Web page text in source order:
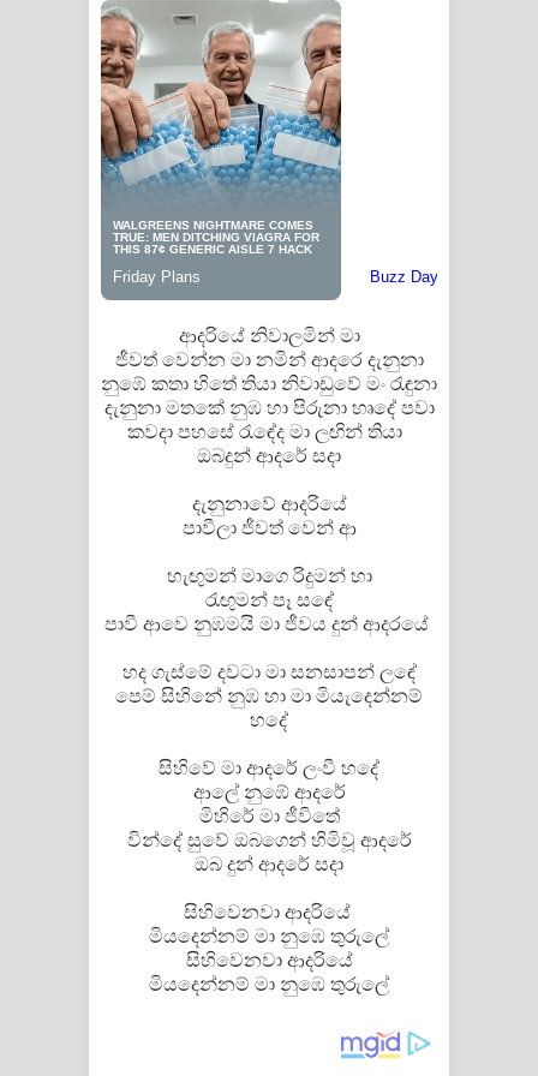
Manobhawa Song Lyrics - මනෝභව
ගීතයේ පද පෙළ
Akahe Indala Song Lyrics - ආකාහේ
ඉඳලා ගීතයේ පද පෙළ
Raawaya Song Lyrics - රාවය ගීතයේ
Saddeta Denna Song Lyrics - සද්දෙට
දෙන්න ගීතයේ පද පෙළ
Kaalaya Song Lyrics - කාලය ගීතයේ පද
පෙළ
පද පෙළ
සඳට දුක හිතිලා ගීතයේ පද පෙළ
පෙළ
Father Song Lyrics - ෆාදර් ගීතයේ පද
පෙළ
Dannawada Mawa Song Lyrics -
දන්නවාද මාව ගීතයේ පද පෙළ
NEENA Song Lyrics - නීනා ගීතයේ පද
ආදරියේ නිවාලමින් මා
ජීවත් වෙන්න මා නමින් ආදරෙ දැනුනා
නුඹේ කතා හිතේ තියා නිවාඩුවේ මං රැඳුනා
දැනුනා මතකේ නුඹ හා පිරුනා හෘදේ පවා
කවදා පහසේ රැඳේද මා ලඟින් තියා
ඔබදුන් ආදරේ සදා
දැනුනාවේ ආදරියේ
පාවීලා ජීවත් වෙන් ආ
හැඟුමන් මාගෙ රිදුමන් හා
රැඟුමන් පෑ සඳේ
පාවී ආ⁣වෙ නුඹමයි මා ජීවය දුන් ආදරයේ
හද ගැස්මේ දවටා මා සනසාපන් ලඳේ
පෙම් සිහිනේ නුඹ හා මා මියැදෙන්නම්
හදේ
සිහිවේ මා ආදරේ ලංවී හදේ
ආලේ නුඹේ ආදරේ
මිහිරේ මා ජීවිතේ
වින්දේ සුවේ ඔබගෙන් හිමිවූ ආදරේ
ඔබ දුන් ආදරේ සදා
සිහිවෙනවා ආදරියේ
මියදෙන්නම් මා නුඹෙ තුරුලේ
සිහිවෙනවා ආදරියේ
මියදෙන්නම් මා නුඹෙ තුරුලේ